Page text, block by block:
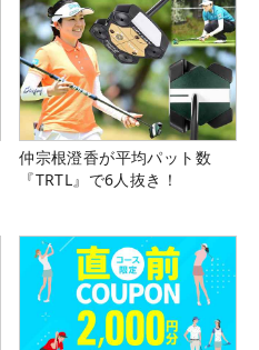
仲宗根澄香が平均パット数
『TRTL』で6人抜き！